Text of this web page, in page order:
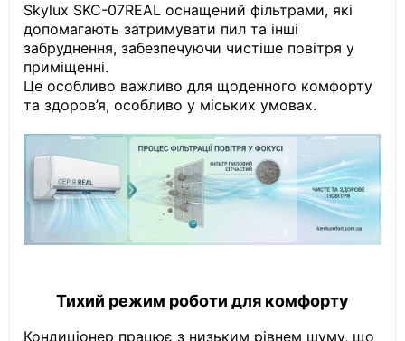
Skylux SKC-07REAL оснащений фільтрами, які
допомагають затримувати пил та інші
забруднення, забезпечуючи чистіше повітря у
приміщенні.
Це особливо важливо для щоденного комфорту
та здоров’я, особливо у міських умовах.
Тихий режим роботи для комфорту
Кондиціонер працює з низьким рівнем шуму, що